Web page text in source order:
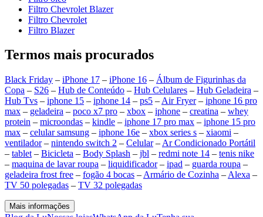
Filtro Chevrolet Blazer
Filtro Chevrolet
Filtro Blazer
Termos mais procurados
Black Friday – iPhone 17 – iPhone 16 – Álbum de Figurinhas da
Copa – S26 – Hub de Conteúdo – Hub Celulares – Hub Geladeira –
Hub Tvs – iphone 15 – iphone 14 – ps5 – Air Fryer– iphone 16 pro
max – geladeira – poco x7 pro – xbox – iphone – creatina – whey
protein – microondas – kindle – iphone 17 pro max – iphone 15 pro
max – celular samsung – iphone 16e – xbox series s – xiaomi –
ventilador– nintendo switch 2 – Celular– Ar Condicionado Portátil
– tablet – Bicicleta – Body Splash – jbl – redmi note 14 – tenis nike
– maquina de lavar roupa – liquidificador– ipad – guarda roupa –
geladeira frost free – fogão 4 bocas – Armário de Cozinha – Alexa –
TV 50 polegadas – TV 32 polegadas
Mais informações